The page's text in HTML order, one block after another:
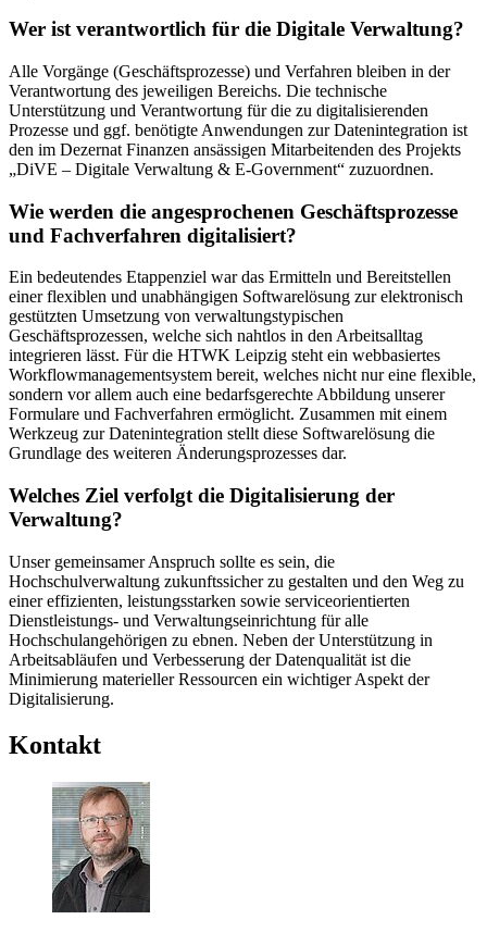
Wer ist verantwortlich für die Digitale Verwaltung?
Alle Vorgänge (Geschäftsprozesse) und Verfahren bleiben in der
Verantwortung des jeweiligen Bereichs. Die technische
Unterstützung und Verantwortung für die zu digitalisierenden
Prozesse und ggf. benötigte Anwendungen zur Datenintegration ist
den im Dezernat Finanzen ansässigen Mitarbeitenden des Projekts
„DiVE – Digitale Verwaltung & E-Government“ zuzuordnen.
Wie werden die angesprochenen Geschäftsprozesse
und Fachverfahren digitalisiert?
Ein bedeutendes Etappenziel war das Ermitteln und Bereitstellen
einer flexiblen und unabhängigen Softwarelösung zur elektronisch
gestützten Umsetzung von verwaltungstypischen
Geschäftsprozessen, welche sich nahtlos in den Arbeitsalltag
integrieren lässt. Für die HTWK Leipzig steht ein webbasiertes
Workflowmanagementsystem bereit, welches nicht nur eine flexible,
sondern vor allem auch eine bedarfsgerechte Abbildung unserer
Formulare und Fachverfahren ermöglicht. Zusammen mit einem
Werkzeug zur Datenintegration stellt diese Softwarelösung die
Grundlage des weiteren Änderungsprozesses dar.
Welches Ziel verfolgt die Digitalisierung der
Verwaltung?
Unser gemeinsamer Anspruch sollte es sein, die
Hochschulverwaltung zukunftssicher zu gestalten und den Weg zu
einer effizienten, leistungsstarken sowie serviceorientierten
Dienstleistungs- und Verwaltungseinrichtung für alle
Hochschulangehörigen zu ebnen. Neben der Unterstützung in
Arbeitsabläufen und Verbesserung der Datenqualität ist die
Minimierung materieller Ressourcen ein wichtiger Aspekt der
Digitalisierung.
Kontakt